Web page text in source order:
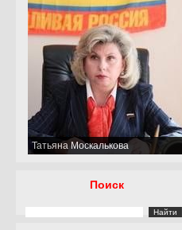
Татьяна Москалькова
Поиск